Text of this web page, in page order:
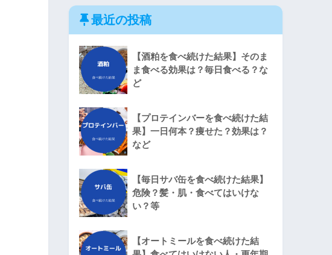
最近の投稿
【酒粕を食べ続けた結果】そのま
ま食べる効果は？毎日食べる？な
ど
【プロテインバーを食べ続けた結
果】一日何本？痩せた？効果は？
など
【毎日サバ缶を食べ続けた結果】
危険？髪・肌・食べてはいけな
い？等
【オートミールを食べ続けた結